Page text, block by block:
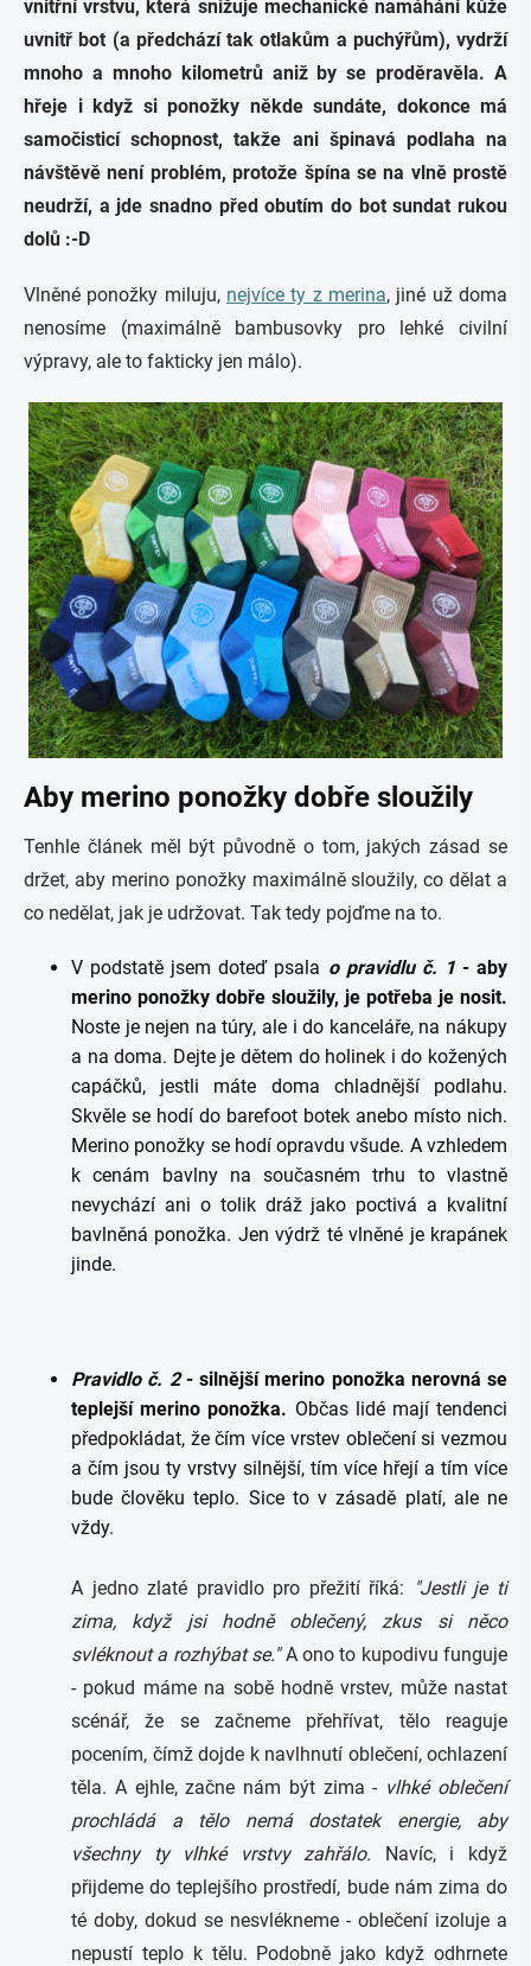
vnitřní vrstvu, která snižuje mechanické namáhání kůže
uvnitř bot (a předchází tak otlakům a puchýřům), vydrží
mnoho a mnoho kilometrů aniž by se proděravěla. A
hřeje i když si ponožky někde sundáte, dokonce má
samočisticí schopnost, takže ani špinavá podlaha na
návštěvě není problém, protože špína se na vlně prostě
neudrží, a jde snadno před obutím do bot sundat rukou
dolů :-D
Vlněné ponožky miluju, nejvíce ty z merina, jiné už doma
nenosíme (maximálně bambusovky pro lehké civilní
výpravy, ale to fakticky jen málo).
Aby merino ponožky dobře sloužily
Tenhle článek měl být původně o tom, jakých zásad se
držet, aby merino ponožky maximálně sloužily, co dělat a
co nedělat, jak je udržovat. Tak tedy pojďme na to.
V podstatě jsem doteď psala o pravidlu č. 1 - aby
merino ponožky dobře sloužily, je potřeba je nosit.
Noste je nejen na túry, ale i do kanceláře, na nákupy
a na doma. Dejte je dětem do holinek i do kožených
capáčků, jestli máte doma chladnější podlahu.
Skvěle se hodí do barefoot botek anebo místo nich.
Merino ponožky se hodí opravdu všude. A vzhledem
k cenám bavlny na současném trhu to vlastně
nevychází ani o tolik dráž jako poctivá a kvalitní
bavlněná ponožka. Jen výdrž té vlněné je krapánek
jinde.
Pravidlo č. 2- silnější merino ponožka nerovná se
teplejší merino ponožka. Občas lidé mají tendenci
předpokládat, že čím více vrstev oblečení si vezmou
a čím jsou ty vrstvy silnější, tím více hřejí a tím více
bude člověku teplo. Sice to v zásadě platí, ale ne
vždy.
A jedno zlaté pravidlo pro přežití říká:
"Jestli je ti
zima, když jsi hodně oblečený, zkus si něco
svléknout a rozhýbat se."A ono to kupodivu funguje
- pokud máme na sobě hodně vrstev, může nastat
scénář, že se začneme přehřívat, tělo reaguje
pocením, čímž dojde k navlhnutí oblečení, ochlazení
těla. A ejhle, začne nám být zima - vlhké oblečení
prochládá a tělo nemá dostatek energie, aby
všechny ty vlhké vrstvy zahřálo. Navíc, i když
přijdeme do teplejšího prostředí, bude nám zima do
té doby, dokud se nesvlékneme - oblečení izoluje a
nepustí teplo k tělu. Podobně jako když odhrnete